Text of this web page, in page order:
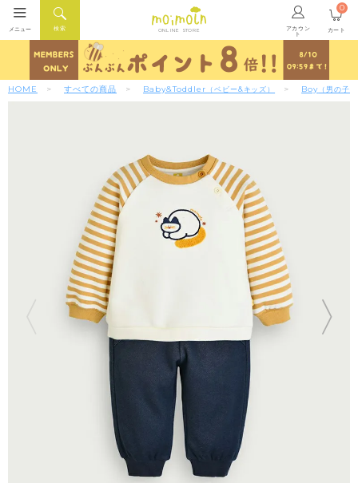
ONLINE STORE アカウン
ト
検索
メニュー カート
0
HOME すべての商品 Baby&Toddler （ベビー&キッズ） Boy （男の子）